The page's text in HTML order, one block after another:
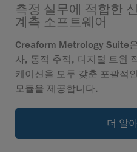
측정 실무에 적합한
계측 소프트웨어
Creaform Metrology Suite
사, 동적 추적, 디지털 트윈
케이션을 모두 갖춘 포괄적
모듈을 제공합니다.
더 알